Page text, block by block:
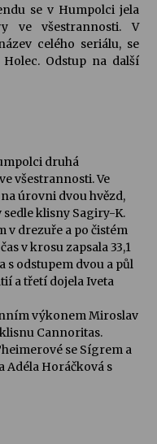
2026
Kolchoz a
Rufus Miller
se v Humpolci jela
ve všestrannosti. V
celého seriálu, se
Odstup na další
druhá
všestrannosti. Ve
úrovni dvou hvězd,
klisny Sagiry-K.
v drezuře a po čistém
v krosu zapsala 33,1
s odstupem dvou a půl
a třetí dojela Iveta
výkonem Miroslav
Cannoritas.
se Sígrem a
Adéla Horáčková s